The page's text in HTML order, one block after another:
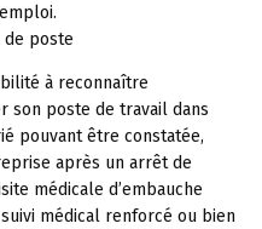
de poste
à reconnaître
son poste de travail dans
pouvant être constatée,
après un arrêt de
médicale d’embauche
médical renforcé ou bien